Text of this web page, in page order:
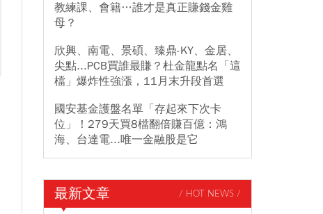
教練課、會籍…誰才是真正賺錢金雞
母？
欣興、南電、景碩、臻鼎-KY、金居、
尖點...PCB買誰最賺？杜金龍點名「這
檔」爆炸性強漲，11月末升段首選
國安基金護盤名單「存起來下次卡
位」！279天買8檔翻倍賺百億：鴻
海、台達電...唯一金融股是它
最新文章 / HOT NEWS /